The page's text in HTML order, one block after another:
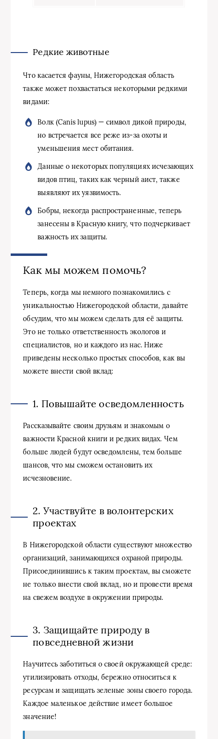
Редкие животные
Что касается фауны, Нижегородская область
также может похвастаться некоторыми редкими
видами:
Волк (Canis lupus) — символ дикой природы,
но встречается все реже из-за охоты и
уменьшения мест обитания.
Данные о некоторых популяциях исчезающих
видов птиц, таких как черный аист, также
выявляют их уязвимость.
Бобры, некогда распространенные, теперь
занесены в Красную книгу, что подчеркивает
важность их защиты.
Как мы можем помочь?
Теперь, когда мы немного познакомились с
уникальностью Нижегородской области, давайте
обсудим, что мы можем сделать для её защиты.
Это не только ответственность экологов и
специалистов, но и каждого из нас. Ниже
приведены несколько простых способов, как вы
можете внести свой вклад:
1. Повышайте осведомленность
Рассказывайте своим друзьям и знакомым о
важности Красной книги и редких видах. Чем
больше людей будут осведомлены, тем больше
шансов, что мы сможем остановить их
исчезновение.
2. Участвуйте в волонтерских
проектах
В Нижегородской области существуют множество
организаций, занимающихся охраной природы.
Присоединившись к таким проектам, вы сможете
не только внести свой вклад, но и провести время
на свежем воздухе в окружении природы.
3. Защищайте природу в
повседневной жизни
Научитесь заботиться о своей окружающей среде:
утилизировать отходы, бережно относиться к
ресурсам и защищать зеленые зоны своего города.
Каждое маленькое действие имеет большое
значение!